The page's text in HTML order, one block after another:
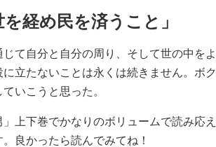
を経め民を済うこと」
じて自分と自分の周り、そして世の中を
立たないことは永くは続きません。ボ
いこうと思った。
」上下巻でかなりのボリュームで読み応
良かったら読んでみてね！